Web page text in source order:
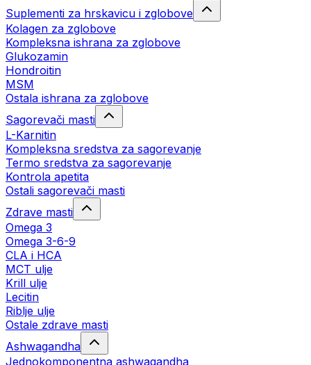
Suplementi za hrskavicu i zglobove
Kolagen za zglobove
Kompleksna ishrana za zglobove
Glukozamin
Hondroitin
MSM
Ostala ishrana za zglobove
Sagorevači masti
L-Karnitin
Kompleksna sredstva za sagorevanje
Termo sredstva za sagorevanje
Kontrola apetita
Ostali sagorevači masti
Zdrave masti
Omega 3
Omega 3-6-9
CLA i HCA
MCT ulje
Krill ulje
Lecitin
Riblje ulje
Ostale zdrave masti
Ashwagandha
Jednokomponentna ashwagandha